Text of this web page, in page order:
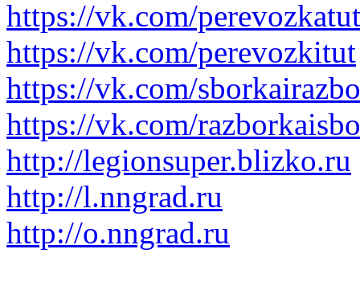
https://vk.com/perevozkatut
https://vk.com/perevozkitut
https://vk.com/
https://vk.com/
http://legionsuper.blizko.ru
http://l.nngrad.ru
http://o.nngrad.ru